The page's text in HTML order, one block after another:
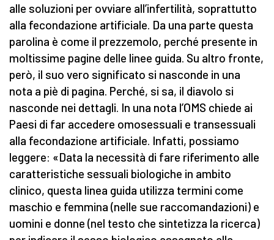
alle soluzioni per ovviare all’infertilità, soprattutto
alla fecondazione artificiale. Da una parte questa
parolina è come il prezzemolo, perché presente in
moltissime pagine delle linee guida. Su altro fronte,
però, il suo vero significato si nasconde in una
nota a piè di pagina. Perché, si sa, il diavolo si
nasconde nei dettagli. In una nota l’OMS chiede ai
Paesi di far accedere omosessuali e transessuali
alla fecondazione artificiale. Infatti, possiamo
leggere: «Data la necessità di fare riferimento alle
caratteristiche sessuali biologiche in ambito
clinico, questa linea guida utilizza termini come
maschio e femmina (nelle sue raccomandazioni) e
uomini e donne (nel testo che sintetizza la ricerca)